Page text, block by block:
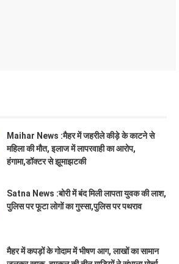
Maihar News :मैहर में जहरीले कीड़े के काटने से
महिला की मौत, इलाज में लापरवाही का आरोप,
हंगामा,डॉक्टर से झूमाझटकी
Satna News :बोरी में बंद मिली लापता युवक की लाश,
पुलिस पर फूटा लोगों का गुस्सा,पुलिस पर पथराव
मैहर में कपड़ों के गोदाम में भीषण आग, लाखों का सामान